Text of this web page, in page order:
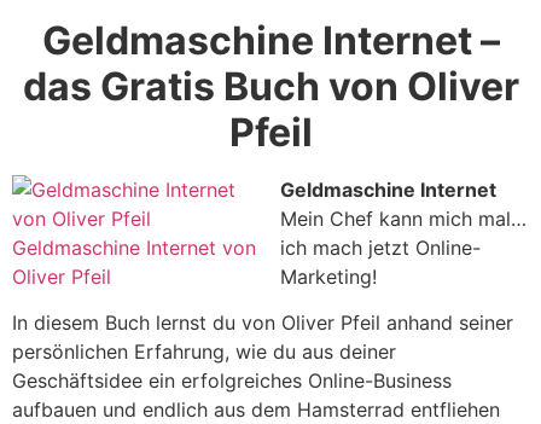
Geldmaschine Internet –
das Gratis Buch von Oliver
Pfeil
Geldmaschine Internet
Mein Chef kann mich mal…
ich mach jetzt Online-
Marketing!
In diesem Buch lernst du von Oliver Pfeil anhand seiner
persönlichen Erfahrung, wie du aus deiner
Geschäftsidee ein erfolgreiches Online-Business
aufbauen und endlich aus dem Hamsterrad entfliehen